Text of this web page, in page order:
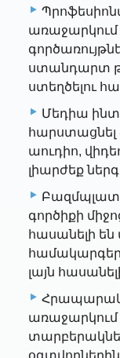
առաջարկում
ստանդարտ
ստեղծելու
Մեդիա
աուդիո,
լիարժեք
գործիքի
հասանելի
լայն
օգտվողներին